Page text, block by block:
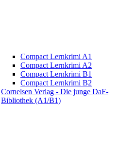
Compact Lernkrimi A1
Compact Lernkrimi A2
Compact Lernkrimi B1
Compact Lernkrimi B2
Cornelsen Verlag - Die junge DaF-
Bibliothek (A1/B1)